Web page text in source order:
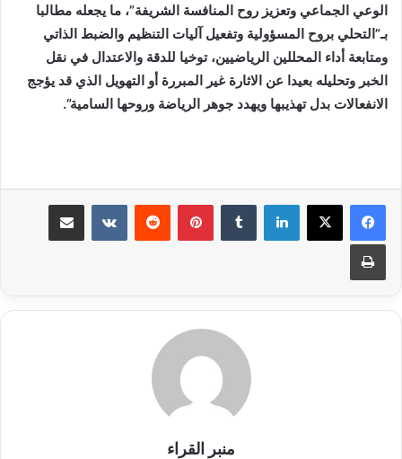
الوعي الجماعي وتعزيز روح المنافسة الشريفة”، ما يجعله مطالبا
بـ”التحلي بروح المسؤولية وتفعيل آليات التنظيم والضبط الذاتي
ومتابعة أداء المحللين الرياضيين، توخيا للدقة والاعتدال في نقل
الخبر وتحليله بعيدا عن الاثارة غير المبررة أو التهويل الذي قد يؤجج
الانفعالات بدل تهذيبها ويهدد جوهر الرياضة وروحها السامية”.
لينكدإن بينتيريست
طباعة
منبر القراء